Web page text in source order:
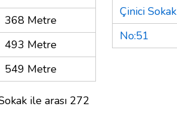
368 Metre
493 Metre
549 Metre
ile arası 272
Çinici Sokak
No:51